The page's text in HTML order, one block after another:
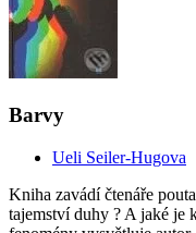
Barvy
Ueli Seiler-Hugova
Kniha zavádí čtenáře
tajemství duhy ? A jaké je